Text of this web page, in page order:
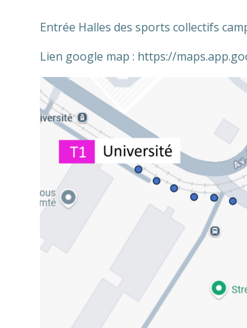
Entrée Halles des sports collectifs
Lien google map : https://